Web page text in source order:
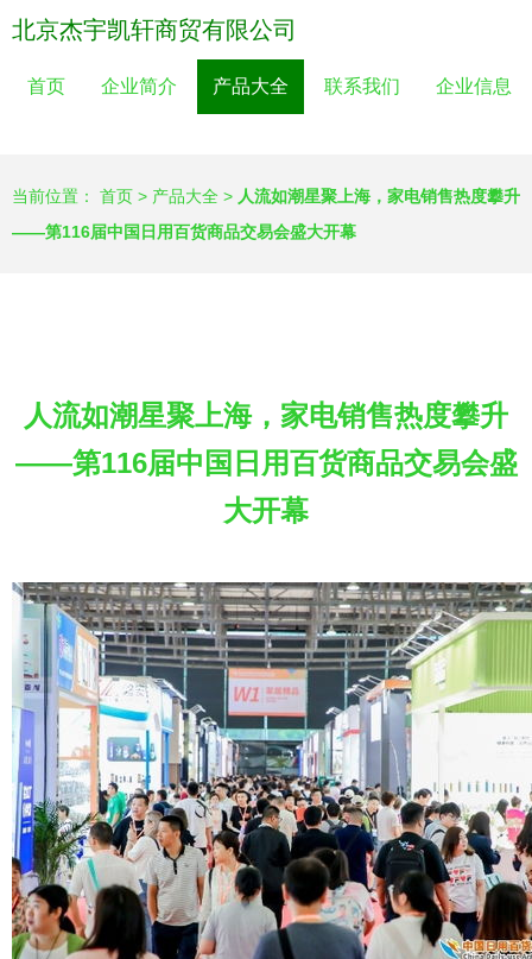
北京杰宇凯轩商贸有限公司
首页 企业简介 产品大全 联系我们 企业信息
当前位置： 首页 > 产品大全 > 人流如潮星聚上海，家电销售热度攀升
——第116届中国日用百货商品交易会盛大开幕
人流如潮星聚上海，家电销售热度攀升
——第116届中国日用百货商品交易会盛
大开幕